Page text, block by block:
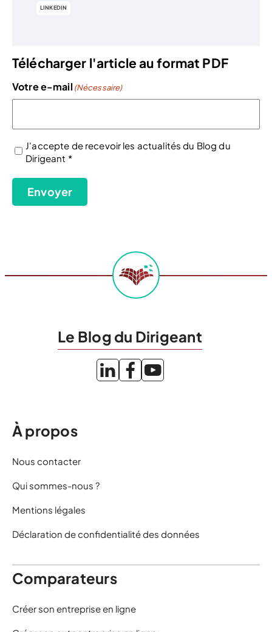
LINKEDIN
Télécharger l'article au format PDF
Votre e-mail (Nécessaire)
(Nécessaire)
J'accepte de recevoir les actualités du Blog du
Dirigeant *
Envoyer
Le Blog du Dirigeant
À propos
Nous contacter
Qui sommes-nous ?
Mentions légales
Déclaration de confidentialité des données
Comparateurs
Créer son entreprise en ligne